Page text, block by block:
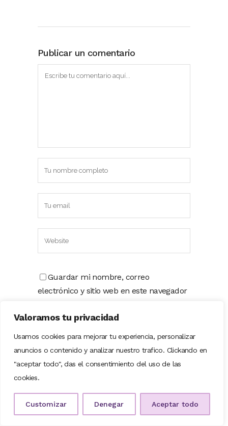
Valoramos tu privacidad
Usamos cookies para mejorar tu experiencia, personalizar
anuncios o contenido y analizar nuestro trafico. Clickando en
"aceptar todo", das el consentimiento del uso de las
cookies.
Customizar Denegar Aceptar todo
Publicar un comentario
Guardar mi nombre, correo
electrónico y sitio web en este navegador
Recibir un correo electrónico con los
siguientes comentarios a esta entrada.
Recibir un correo electrónico con
cada nueva entrada.
SIGUENOS EN REDES SOCIALES